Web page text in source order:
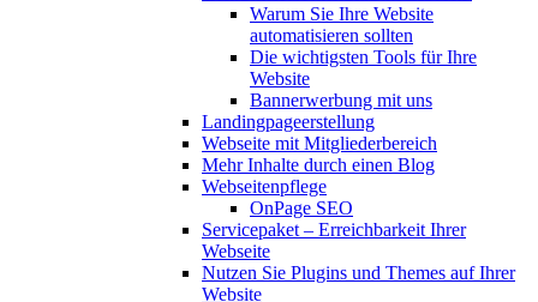
Warum Sie Ihre Website
automatisieren sollten
Die wichtigsten Tools für Ihre
Website
Bannerwerbung mit uns
Landingpageerstellung
Webseite mit Mitgliederbereich
Mehr Inhalte durch einen Blog
Webseitenpflege
OnPage SEO
Servicepaket – Erreichbarkeit Ihrer
Webseite
Nutzen Sie Plugins und Themes auf Ihrer
Website